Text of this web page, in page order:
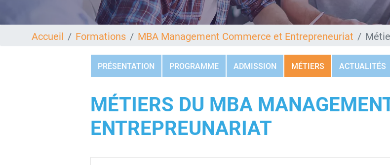
Accueil Formations MBA Management Commerce et Entrepreneuriat
PRÉSENTATION PROGRAMME ADMISSION MÉTIERS ACTUALITÉS
MÉTIERS DU MBA
ENTREPREUNARIAT